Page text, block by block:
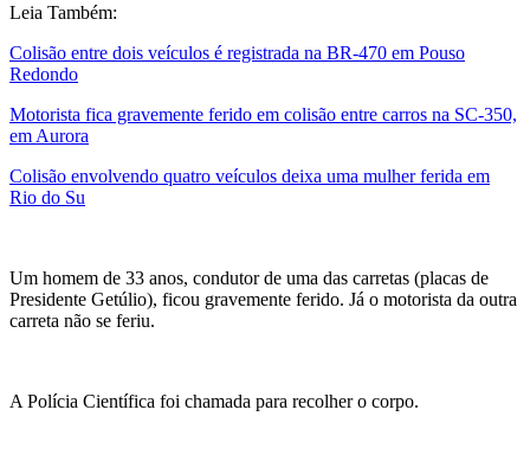
Leia Também:
Colisão entre dois veículos é registrada na BR-470 em Pouso
Redondo
Motorista fica gravemente ferido em colisão entre carros na SC-350,
em Aurora
Colisão envolvendo quatro veículos deixa uma mulher ferida em
Rio do Su
Um homem de 33 anos, condutor de uma das carretas (placas de
Presidente Getúlio), ficou gravemente ferido. Já o motorista da outra
carreta não se feriu.
A Polícia Científica foi chamada para recolher o corpo.